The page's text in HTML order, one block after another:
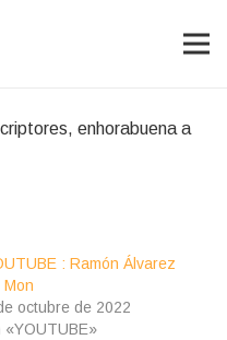
enhorabuena a
: Ramón Álvarez
Mon
octubre de 2022
«YOUTUBE»